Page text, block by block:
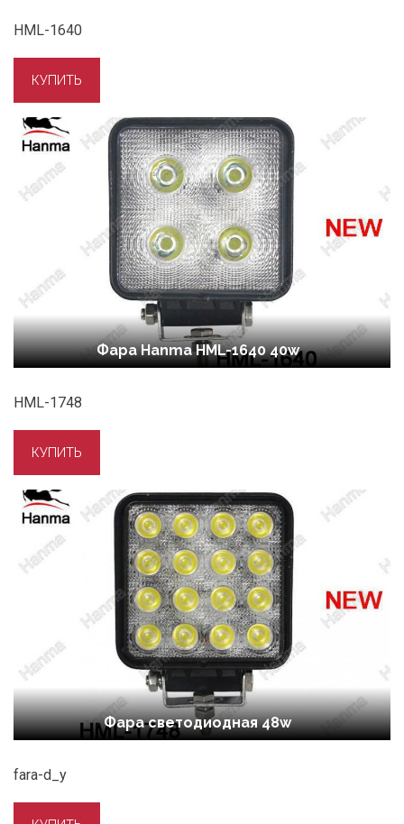
HML-1640
Фара Hanma HML-1640 40w
HML-1748
Фара светодиодная 48w
fara-d_y